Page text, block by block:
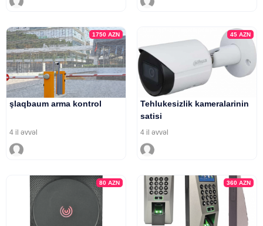
1750AZN
şlaqbaum arma kontrol
4 il əvvəl
45 AZN
Tehlukesizlik kameralarinin
satisi
4 il əvvəl
80AZN 360 AZN